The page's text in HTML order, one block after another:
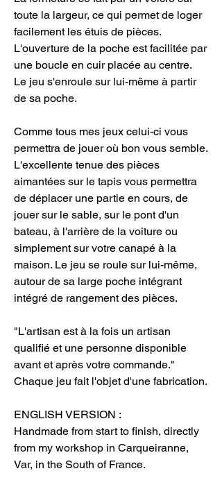
toute la largeur, ce qui permet de loger
facilement les étuis de pièces.
L'ouverture de la poche est facilitée par
une boucle en cuir placée au centre.
Le jeu s'enroule sur lui-même à partir
de sa poche.
Comme tous mes jeux celui-ci vous
permettra de jouer où bon vous semble.
L'excellente tenue des pièces
aimantées sur le tapis vous permettra
de déplacer une partie en cours, de
jouer sur le sable, sur le pont d'un
bateau, à l'arrière de la voiture ou
simplement sur votre canapé à la
maison. Le jeu se roule sur lui-même,
autour de sa large poche intégrant
intégré de rangement des pièces.
"L'artisan est à la fois un artisan
qualifié et une personne disponible
avant et après votre commande."
Chaque jeu fait l'objet d'une fabrication.
ENGLISH VERSION :
Handmade from start to finish, directly
from my workshop in Carqueiranne,
Var, in the South of France.